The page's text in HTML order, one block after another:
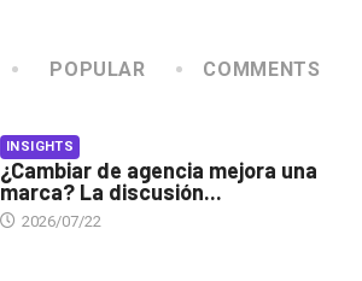
POPULAR COMMENTS
INSIGHTS
¿Cambiar de agencia mejora una
marca? La discusión...
2026/07/22